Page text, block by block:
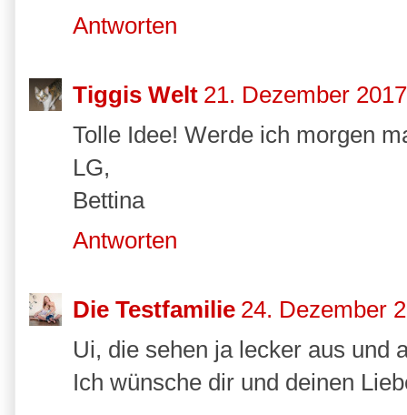
Antworten
Tiggis Welt 21. Dezember
Tolle Idee! Werde ich morgen
LG,
Bettina
Antworten
Die Testfamilie 24. Dezember
Ui, die sehen ja lecker aus und
Ich wünsche dir und deinen